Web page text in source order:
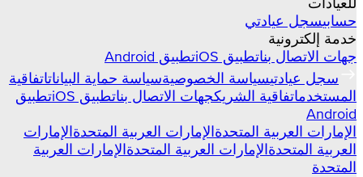
حسابيسجل عيادتي
خدمة إلكترونية
جهات الاتصال بناتطبيق iOS
تطبيق Android
سجل عيادتيسياسة الخصوصيةسياسة حماية البياناتاتفاقية
المستخدماتفاقية الشريكجهات الاتصال بناتطبيق iOS
تطبيق
Android
الإمارات العربية المتحدةالإمارات العربية المتحدةالإمارات
العربية المتحدةالإمارات العربية المتحدةالإمارات العربية
المتحدة